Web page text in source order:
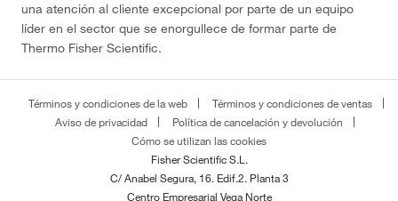
una atención al cliente excepcional por parte de un equipo
líder en el sector que se enorgullece de formar parte de
Thermo Fisher Scientific.
Términos y condiciones de la web
Términos y condiciones de ventas
Aviso de privacidad
Política de cancelación y devolución
Cómo se utilizan las cookies
Fisher Scientific S.L.
C/ Anabel Segura, 16. Edif.2. Planta 3
Centro Empresarial Vega Norte